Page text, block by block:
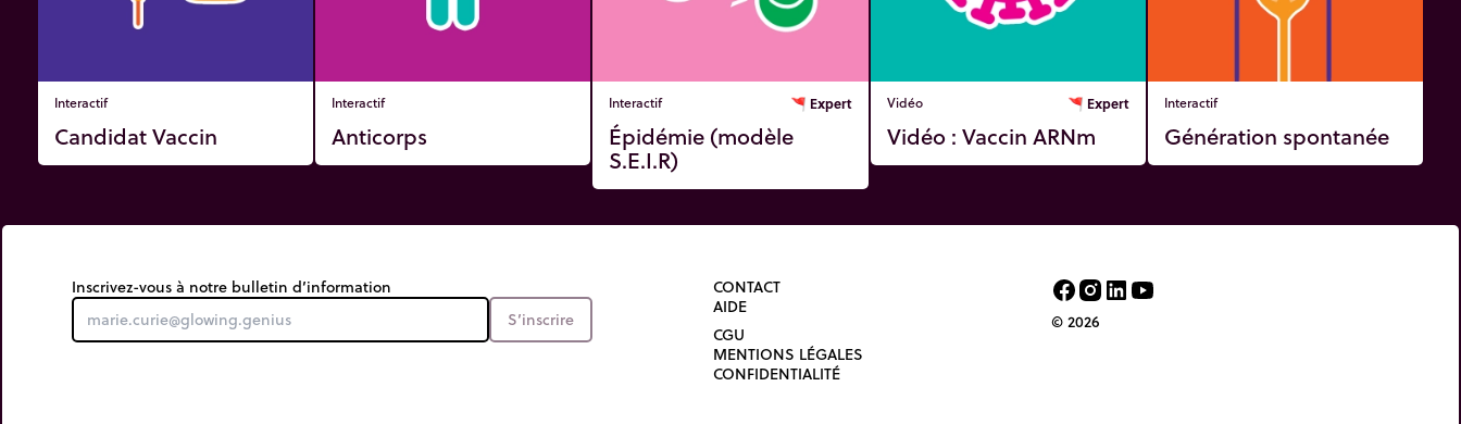
Interactif
Candidat Vaccin
Interactif
Anticorps
Interactif 🚩 Expert
Épidémie (modèle
S.E.I.R)
Vidéo 🚩 Expert
Vidéo : Vaccin ARNm
Interactif
Génération spontanée
Inscrivez-vous à notre bulletin d’information
S’inscrire
CONTACT
AIDE
CGU
MENTIONS LÉGALES
CONFIDENTIALITÉ
© 2026